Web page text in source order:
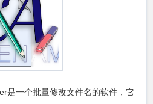
是一个批量修改文件名的软件，它